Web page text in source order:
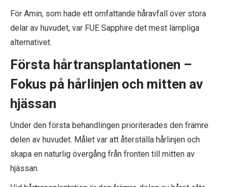
För Amin, som hade ett omfattande håravfall över stora
delar av huvudet, var FUE Sapphire det mest lämpliga
alternativet.
Första hårtransplantationen –
Fokus på hårlinjen och mitten av
hjässan
Under den första behandlingen prioriterades den främre
delen av huvudet. Målet var att återställa hårlinjen och
skapa en naturlig övergång från fronten till mitten av
hjässan.